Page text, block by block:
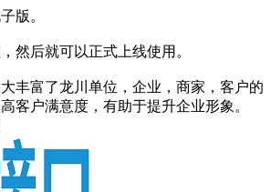
版。
然后就可以正式上线使用。
丰富了龙川单位，企业，商家，客户的
客户满意度，有助于提升企业形象。